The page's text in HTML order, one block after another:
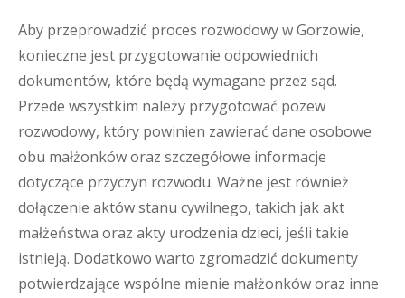
Aby przeprowadzić proces rozwodowy w Gorzowie,
konieczne jest przygotowanie odpowiednich
dokumentów, które będą wymagane przez sąd.
Przede wszystkim należy przygotować pozew
rozwodowy, który powinien zawierać dane osobowe
obu małżonków oraz szczegółowe informacje
dotyczące przyczyn rozwodu. Ważne jest również
dołączenie aktów stanu cywilnego, takich jak akt
małżeństwa oraz akty urodzenia dzieci, jeśli takie
istnieją. Dodatkowo warto zgromadzić dokumenty
potwierdzające wspólne mienie małżonków oraz inne